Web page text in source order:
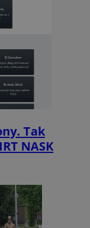
Tak
NASK